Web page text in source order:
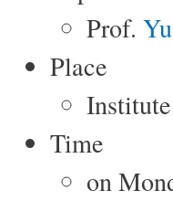
Prof.
Place
Time
on